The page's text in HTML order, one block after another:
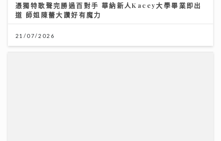
憑獨特歌聲完勝過百對手 華納新人Kacey大學畢業即出
道 師姐陳蕾大讚好有魔力
21/07/2026